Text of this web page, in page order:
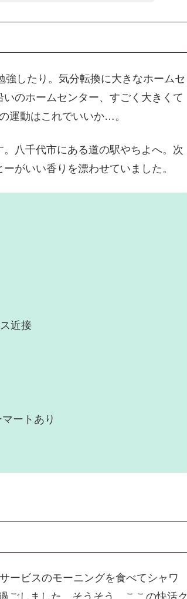
したり。気分転換に大きなホームセ
のホームセンター、すごく大きくて
運動はこれでいいか…。
八千代市にある道の駅やちよへ。次
がいい香りを漂わせていました。
近接
ートあり
ービスのモーニングを食べてシャワ